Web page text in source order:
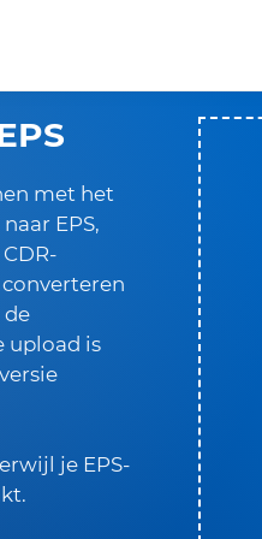
met het
EPS,
de
upload is
je EPS-